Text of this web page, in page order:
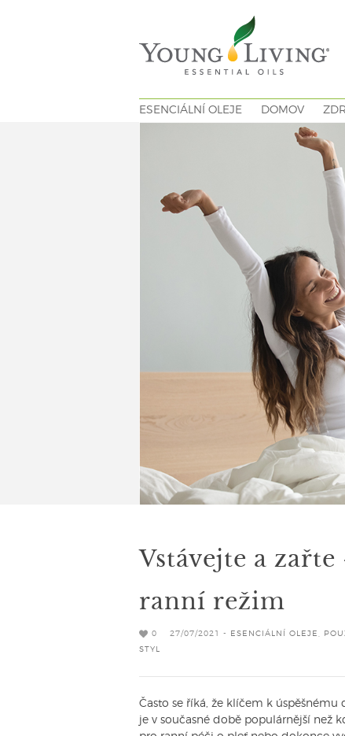
ESENCIÁLNÍ OLEJE DOMOV
Vstávejte a
ranní režim
0 27/07/2021 - ESENCIÁLNÍ OLEJE
STYL
Často se říká, že klíčem k
je v současné době populárnější než